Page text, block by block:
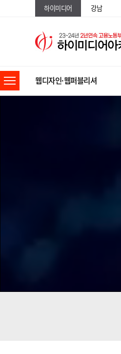
하이미디어 강남
웹디자인·웹퍼블리셔